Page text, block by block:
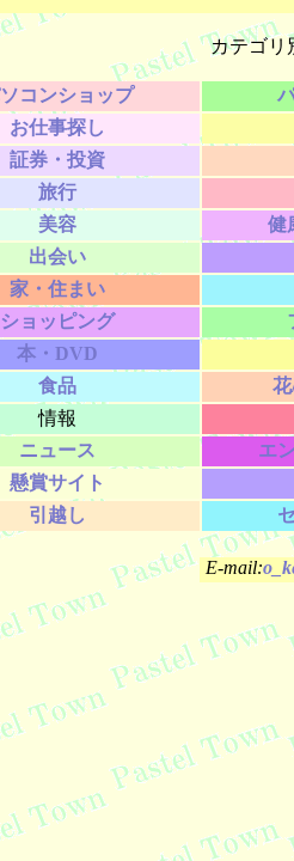
カテゴリ
コンショップ
お仕事探し
証券・投資
旅行
美容
健
出会い
家・住まい
ショッピング
本・DVD
食品
情報
ニュース
エ
懸賞サイト
引越し
E-mail: